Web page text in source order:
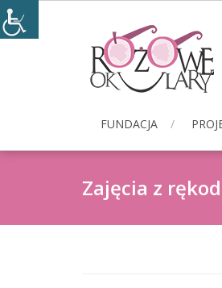
Skip
to
FUNDACJA
Zajęcia z